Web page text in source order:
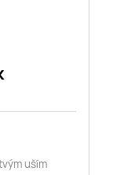
uším